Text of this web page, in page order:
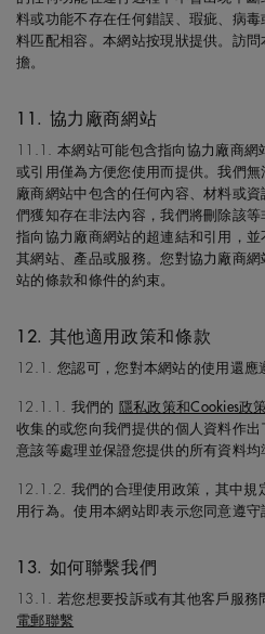
料或功能不存在任何錯誤、瑕疵、病
料匹配相容。本網站按現狀提供。訪
擔。
11. 協力廠商網站
11.1. 本網站可能包含指向協力廠商網
或引用僅為方便您使用而提供。我們
廠商網站中包含的任何內容、材料或
們獲知存在非法內容，我們將刪除該
指向協力廠商網站的超連結和引用，
其網站、產品或服務。您對協力廠商
站的條款和條件的約束。
12. 其他適用政策和條款
12.1. 您認可，您對本網站的使用還應
12.1.1. 我們的 隱私政策和Cookies政策
收集的或您向我們提供的個人資料作
意該等處理並保證您提供的所有資料均
12.1.2. 我們的合理使用政策，其中規
用行為。使用本網站即表示您同意遵守
13. 如何聯繫我們
13.1. 若您想要投訴或有其他客戶服務
電郵聯繫